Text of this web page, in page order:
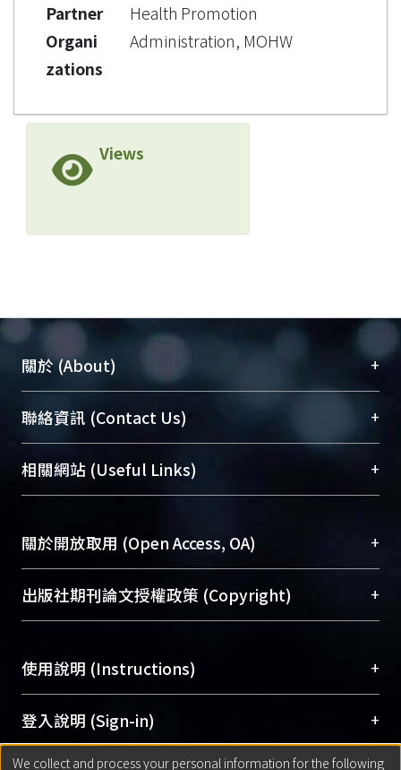
Partner
Organi
zations
Health Promotion
Administration, MOHW
Views
關於 (About) +
臺大位居世界頂尖大學之列，為永久珍藏及向國際
展現本校豐碩的研究成果及學術能量，圖書館整合
機構典藏（NTUR）與學術庫（AH）不同功能平
台，成為臺大學術典藏NTU scholars。期能整合研
成果。
To permanently archive and promote researcher
profiles and scholarly works, Library integrates the
services of “NTU Repository” with “Academic
聯絡資訊 (Contact Us) +
總館學科館員(Main Library)
醫學圖書館學科館員(Medical Library)
Sciences Library)
相關網站 (Useful Links) +
關於開放取用 (Open Access, OA) +
開放取用是從使用者角度提升資訊取用性的社會運
動，應用在學術研究上是透過將研究著作公開供使
用逐年攀升。同時可加速研究發展、提升研究影響
Archive）平台。 （點選深入了解OA）
出版社期刊論文授權政策 (Copyright) +
含部分內容的版權非匯入者所有，或由第三方贊
助與合作完成，請確認該版權所有者及第三方同
意提供此授權。
Please represent that the submission is your
original work, and that you have the right to
使用說明 (Instructions) +
網站簡介(Quickstart Guide)
使用手冊(Instruction Manual)
登入說明 (Sign-in) +
We collect and process your personal information for the following